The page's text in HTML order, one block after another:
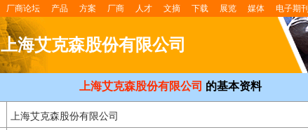
厂商论坛 产品 方案 厂商 人才 文摘 下载 展览 媒体 电子期刊
上海艾克森股份有限公司
上海艾克森股份有限公司 的基本资料
上海艾克森股份有限公司